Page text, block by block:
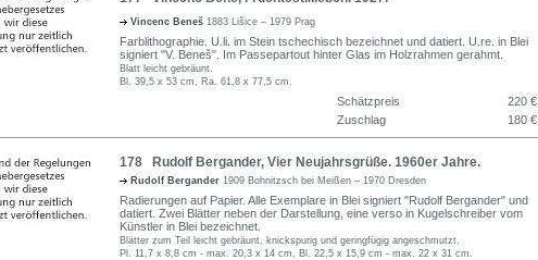
Vincenc Beneš 1883 Lišice – 1979 Prag
Farblithographie. U.li. im Stein tschechisch bezeichnet und datiert. U.re. in Blei
signiert "V. Beneš". Im Passepartout hinter Glas im Holzrahmen gerahmt.
Blatt leicht gebräunt.
Bl. 39,5 x 53 cm, Ra. 61,8 x 77,5 cm.
Schätzpreis
220 €
Zuschlag
180 €
178 Rudolf Bergander, Vier Neujahrsgrüße. 1960er Jahre.
Rudolf Bergander 1909 Bohnitzsch bei Meißen – 1970 Dresden
Radierungen auf Papier. Alle Exemplare in Blei signiert "Rudolf Bergander" und
datiert. Zwei Blätter neben der Darstellung, eine verso in Kugelschreiber vom
Künstler in Blei bezeichnet.
Blätter zum Teil leicht gebräunt, knickspurig und geringfügig angeschmutzt.
Pl. 11,7 x 8,8 cm - max. 20,3 x 14 cm, Bl. 22,5 x 15,9 cm - max. 22 x 31 cm.